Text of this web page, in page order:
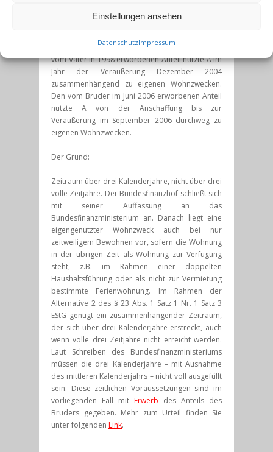
Einstellungen ansehen
DatenschutzImpressum
Gesetz keine Stütze. Daher liegt im vorliegenden
Streitfall eine begünstigteVeräußerung
Miteigentumsanteile getrennt zu betrachten. Den
vom Vater in 1998 erworbenen Anteil nutzte A im
Jahr der Veräußerung Dezember 2004
zusammenhängend zu eigenen Wohnzwecken.
Den vom Bruder im Juni 2006 erworbenen Anteil
nutzte A von der Anschaffung bis zur
Veräußerung im September 2006 durchweg zu
eigenen Wohnzwecken.
Der Grund:
Zeitraum über drei Kalenderjahre, nicht über drei
volle Zeitjahre. Der Bundesfinanzhof schließt sich
mit seiner Auffassung an das
Bundesfinanzministerium an. Danach liegt eine
eigengenutzter Wohnzweck auch bei nur
zeitweiligem Bewohnen vor, sofern die Wohnung
in der übrigen Zeit als Wohnung zur Verfügung
steht, z.B. im Rahmen einer doppelten
Haushaltsführung oder als nicht zur Vermietung
bestimmte Ferienwohnung. Im Rahmen der
Alternative 2 des § 23 Abs. 1 Satz 1 Nr. 1 Satz 3
EStG genügt ein zusammenhängender Zeitraum,
der sich über drei Kalenderjahre erstreckt, auch
wenn volle drei Zeitjahre nicht erreicht werden.
Laut Schreiben des Bundesfinanzministeriums
müssen die drei Kalenderjahre – mit Ausnahme
des mittleren Kalenderjahrs – nicht voll ausgefüllt
sein. Diese zeitlichen Voraussetzungen sind im
vorliegenden Fall mit Erwerb des Anteils des
Bruders gegeben. Mehr zum Urteil finden Sie
unter folgenden Link.